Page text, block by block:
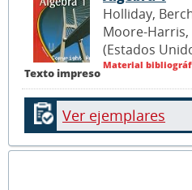
Texto impreso
Holliday,
Moore-Harris,
(Estados
Material
Ver ejemplares